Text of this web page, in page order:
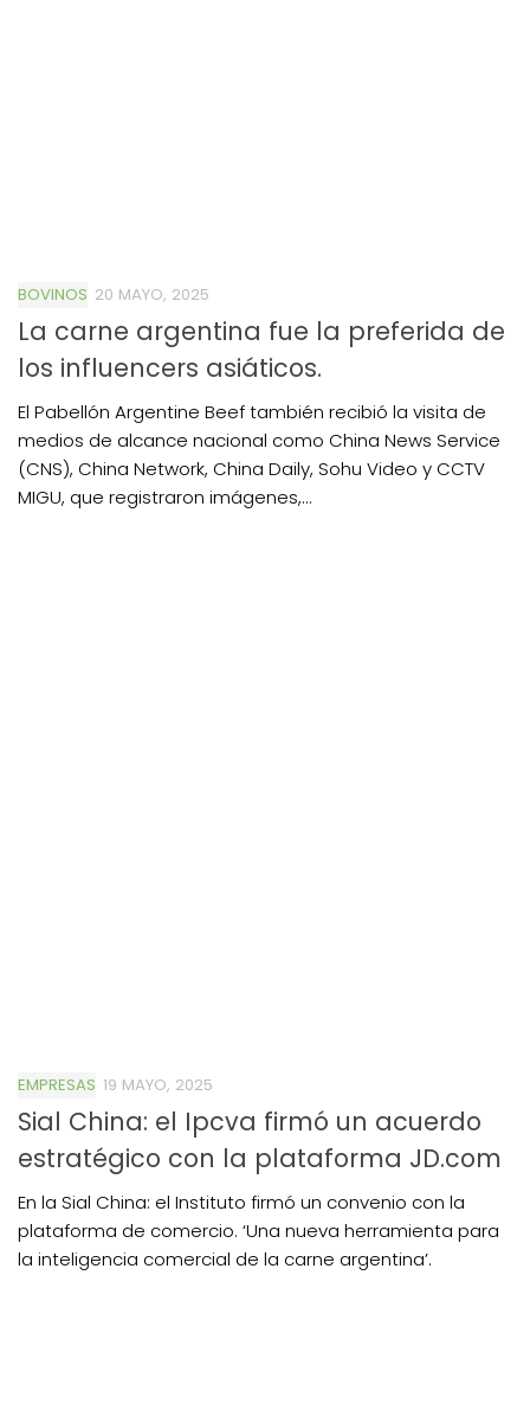
BOVINOS 20 MAYO, 2025
La carne argentina fue la preferida de
los influencers asiáticos.
El Pabellón Argentine Beef también recibió la visita de
medios de alcance nacional como China News Service
(CNS), China Network, China Daily, Sohu Video y CCTV
MIGU, que registraron imágenes,...
EMPRESAS 19 MAYO, 2025
Sial China: el Ipcva firmó un acuerdo
estratégico con la plataforma JD.com
En la Sial China: el Instituto firmó un convenio con la
plataforma de comercio. ‘Una nueva herramienta para
la inteligencia comercial de la carne argentina’.